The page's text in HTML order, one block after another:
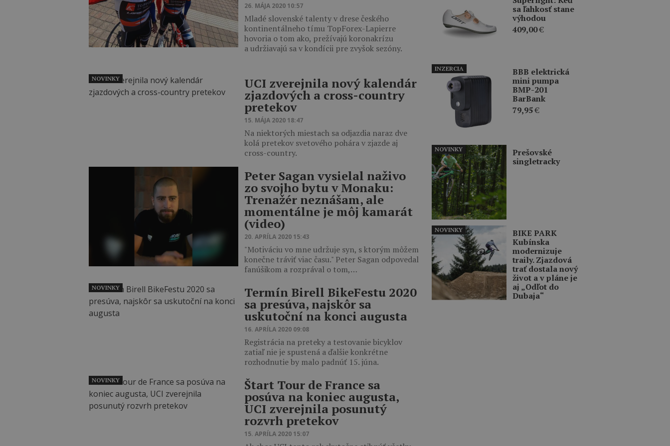
26. MÁJA 2020 10:57
Mladé slovenské talenty v drese českého
kontinentálneho tímu TopForex-Lapierre
hovoria o tom ako, prežívajú koronakrízu
a udržiavajú sa v kondícii pre zvyšok sezóny.
UCI zverejnila nový kalendár
zjazdových a cross-country
pretekov
15. MÁJA 2020 18:47
Na niektorých miestach sa odjazdia naraz dve
kolá pretekov svetového pohára v zjazde aj
cross-country.
NOVINKY
Peter Sagan vysielal naživo
zo svojho bytu v Monaku:
Trenažér neznášam, ale
momentálne je môj kamarát
(video)
20. APRÍLA 2020 15:43
"Motiváciu vo mne udržuje syn, s ktorým môžem
konečne tráviť viac času." Peter Sagan odpovedal
fanúšikom a rozprával o tom,…
Termín Birell BikeFestu 2020
sa presúva, najskôr sa
uskutoční na konci augusta
16. APRÍLA 2020 09:08
Registrácia na preteky a testovanie bicyklov
zatiaľ nie je spustená a ďalšie konkrétne
rozhodnutie by malo padnúť 15. júna.
NOVINKY
Štart Tour de France sa
posúva na koniec augusta,
UCI zverejnila posunutý
rozvrh pretekov
15. APRÍLA 2020 15:07
NOVINKY
sa ľahkosť stane
výhodou
409,00€
BBB elektrická
mini pumpa
BMP-201
BarBank
79,95€
INZERCIA
Prešovské
singletracky
NOVINKY
BIKE PARK
Kubínska
modernizuje
traily. Zjazdová
trať dostala nový
život a v pláne je
aj „Odľot do
Dubaja“
NOVINKY